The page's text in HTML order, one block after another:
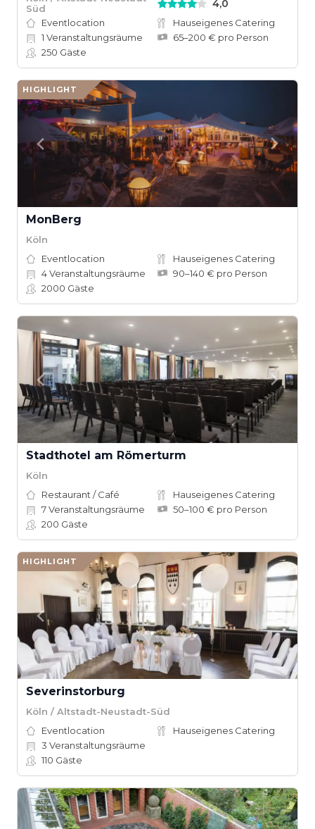
Süd
4,0
Eventlocation
Hauseigenes Catering
1 Veranstaltungsräume
65–200 € pro Person
250 Gäste
HIGHLIGHT
MonBerg
Köln
Eventlocation
Hauseigenes Catering
4Veranstaltungsräume
90–140 € pro Person
2000 Gäste
Stadthotel am Römerturm
Köln
Restaurant / Café
Hauseigenes Catering
7Veranstaltungsräume
50–100 € pro Person
200 Gäste
HIGHLIGHT
Severinstorburg
Köln / Altstadt-Neustadt-Süd
Eventlocation
Hauseigenes Catering
3 Veranstaltungsräume
110 Gäste